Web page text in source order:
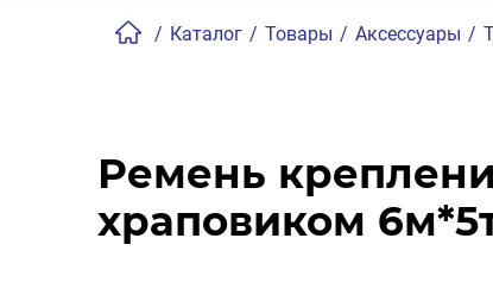
/ Каталог / Товары / Аксессуары /
Ремень
храповиком